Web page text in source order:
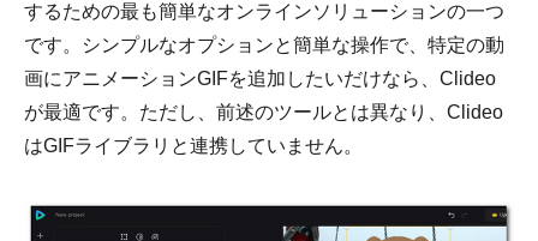
するための最も簡単なオンラインソリューションの一つ
です。シンプルなオプションと簡単な操作で、特定の動
画にアニメーションGIFを追加したいだけなら、Clideo
が最適です。ただし、前述のツールとは異なり、Clideo
はGIFライブラリと連携していません。